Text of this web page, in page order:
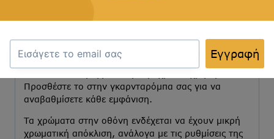
κομψότητα. Με μοντέρνο σχέδιο και εξαιρετική
καθημερινές περιστάσεις. Το μικρό του μέγεθος το
καθιστά ευέλικτο και πρακτικό, ενώ η λεπτομερής
Προσθέστε το στην γκαρνταρόμπα σας για να
αναβαθμίσετε κάθε εμφάνιση.
Τα χρώματα στην οθόνη ενδέχεται να έχουν μικρή
χρωματική απόκλιση, ανάλογα με τις ρυθμίσεις της
Εγγραφή